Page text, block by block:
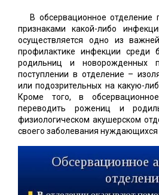
В обсервационное
признаками какой-либо
осуществляется одно из
профилактике инфекции среди
родильниц и новорожденных
поступлении в отделение –
или подозрительных на какую-
Кроме того, в
переводить рожениц и
физиологическом акушерском
своего заболевания нуждающихся